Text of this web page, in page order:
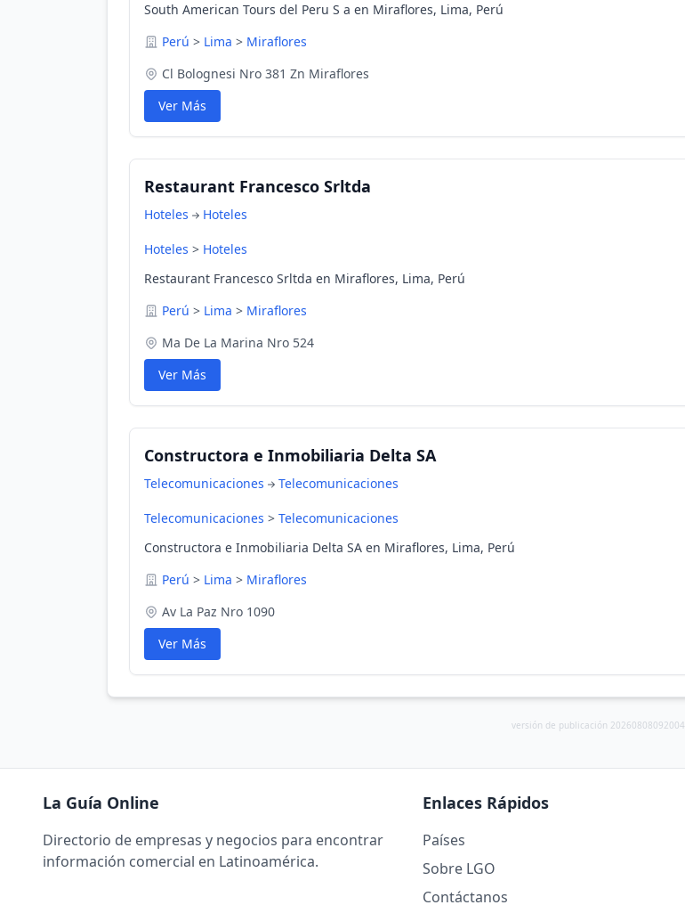
South American Tours del Peru S a en Miraflores, Lima, Perú
Perú > Lima > Miraflores
Cl Bolognesi Nro 381 Zn Miraflores
Ver Más
Restaurant Francesco Srltda
Hoteles Hoteles
Hoteles > Hoteles
Restaurant Francesco Srltda en Miraflores, Lima, Perú
Perú > Lima > Miraflores
Ma De La Marina Nro 524
Ver Más
Constructora e Inmobiliaria Delta SA
Telecomunicaciones Telecomunicaciones
Telecomunicaciones > Telecomunicaciones
Constructora e Inmobiliaria Delta SA en Miraflores, Lima, Perú
Perú > Lima > Miraflores
Av La Paz Nro 1090
Ver Más
versión de publicación 20260808092004
La Guía Online
Directorio de empresas y negocios para encontrar
información comercial en Latinoamérica.
Enlaces Rápidos
Países
Sobre LGO
Contáctanos